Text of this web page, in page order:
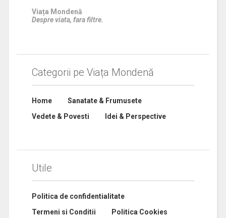
Viața Mondenă
Despre viata, fara filtre.
Categorii pe Viața Mondenă
Home
Sanatate & Frumusete
Vedete & Povesti
Idei & Perspective
Utile
Politica de confidentialitate
Termeni si Conditii
Politica Cookies